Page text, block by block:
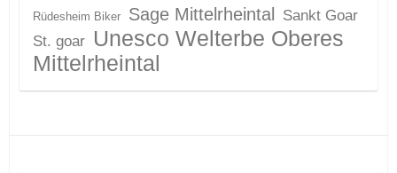
Rüdesheim Biker Sage Mittelrheintal Sankt Goar
St. goar Unesco Welterbe Oberes
Mittelrheintal